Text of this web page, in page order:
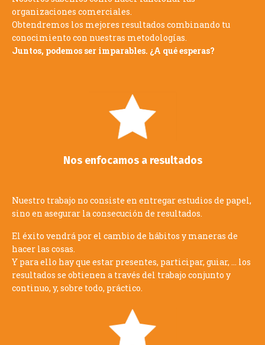
Obtendremos los mejores resultados combinando tu
conocimiento con nuestras metodologías.
Juntos, podemos ser imparables. ¿A qué esperas?
Nos enfocamos a resultados
sino en asegurar la consecución de resultados.
El éxito vendrá por el cambio de hábitos y maneras de
hacer las cosas.
Y para ello hay que estar presentes, participar, guiar, … los
resultados se obtienen a través del trabajo conjunto y
continuo, y, sobre todo, práctico.